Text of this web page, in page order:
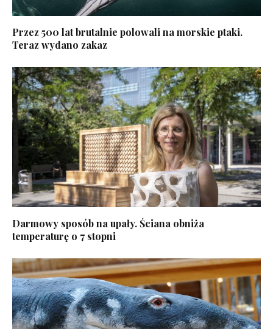
Przez 500 lat brutalnie polowali na morskie ptaki.
Teraz wydano zakaz
Darmowy sposób na upały. Ściana obniża
temperaturę o 7 stopni